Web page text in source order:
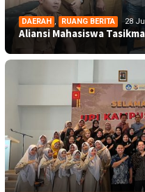
DAERAH , RUANG BERITA 28
Aliansi Mahasiswa